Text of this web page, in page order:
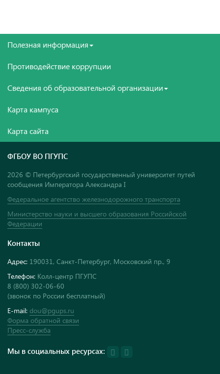
Полезная информация
Противодействие коррупции
Сведения об образовательной организации
Карта кампуса
Карта сайта
ФГБОУ ВО ПГУПС
2026 © Петербургский государственный университет путей
сообщения Императора Александра I
Федеральное агентство железнодорожного транспорта
Министерство науки и высшего образования Российской
Федерации
Контакты
Адрес: 190031, Санкт-Петербург, Московский пр., 9
Телефон: Колл-центр ПГУПС
8 (800) 302-06-60
(звонок по России бесплатный)
E-mail: dou@pgups.ru
Форма обратной связи
Пресс-служба
Мы в социальных ресурсах: